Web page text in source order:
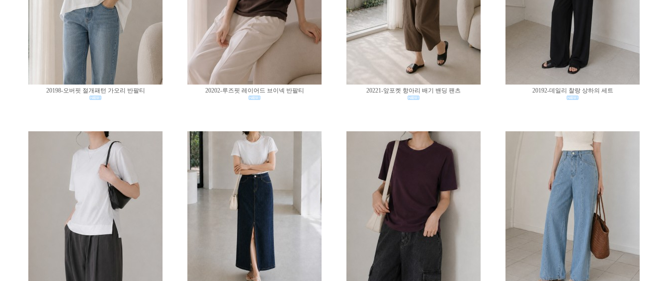
20198-오버핏 절개패턴 가오리 반팔티 20202-루즈핏 레이어드 브이넥 반팔티 20221-앞포켓 항아리 배기 밴딩 팬츠 20192-데일리 찰랑 상하의 세트